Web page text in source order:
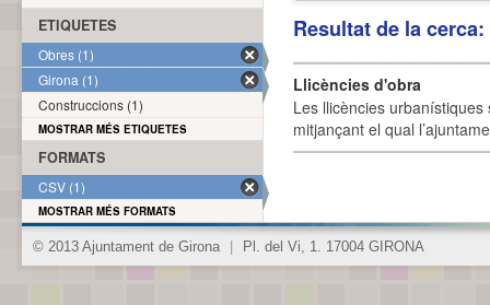
Resultat de la
Llicències d'obra
Les llicències
mitjançant el qual
ETIQUETES
Obres (1)
Girona (1)
Construccions (1)
MOSTRAR MÉS ETIQUETES
FORMATS
CSV (1)
MOSTRAR MÉS FORMATS
© 2013 Ajuntament de Girona Pl. del Vi, 1. 17004 GIRONA